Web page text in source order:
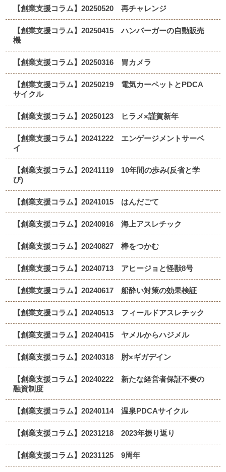
【創業支援コラム】20250520 再チャレンジ
【創業支援コラム】20250415 ハンバーガーの自動販売
機
【創業支援コラム】20250316 胃カメラ
【創業支援コラム】20250219 電気カーペットとPDCA
サイクル
【創業支援コラム】20250123 ヒラメ×謹賀新年
【創業支援コラム】20241222 エンゲージメントサーベ
イ
【創業支援コラム】20241119 10年間の歩み(反省と学
び)
【創業支援コラム】20241015 はんだごて
【創業支援コラム】20240916 海上アスレチック
【創業支援コラム】20240827 棒をつかむ
【創業支援コラム】20240713 アヒージョと怪獣8号
【創業支援コラム】20240617 船酔い対策の効果検証
【創業支援コラム】20240513 フィールドアスレチック
【創業支援コラム】20240415 ヤメルからハジメル
【創業支援コラム】20240318 肘×ギガデイン
【創業支援コラム】20240222 新たな経営者保証不要の
融資制度
【創業支援コラム】20240114 温泉PDCAサイクル
【創業支援コラム】20231218 2023年振り返り
【創業支援コラム】20231125 9周年